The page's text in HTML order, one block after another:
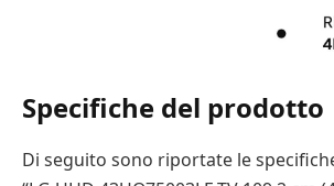
Specifiche del prodotto
Di seguito sono riportate le